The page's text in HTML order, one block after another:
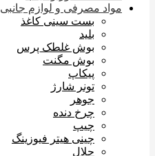
مواد مصرفی و لوازم جانبی
بست سینی کاغذ
بلید
بوش غلطک پرس
بوش مگنت
پیکاپ
تونر شارژ
جوهر
چرخ دنده
چیپ
چینی هیتر فیوزینگ
حلال